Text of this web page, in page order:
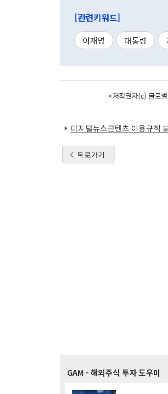
[관련키워드]
이재명 대통령
<저작권자(c) 글로
디지털뉴스콘텐츠 이용규칙
뒤로가기
GAM - 해외주식 투자 도우미